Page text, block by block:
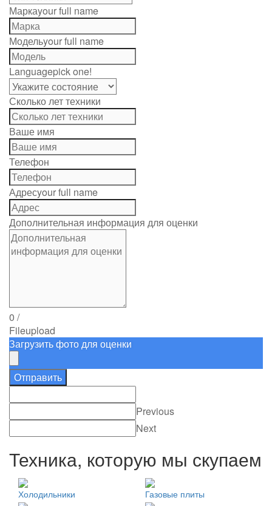
Маркаyour full name
Модельyour full name
Languagepick one!
Сколько лет техники
Ваше имя
Телефон
Адресyour full name
Дополнительная информация для оценки
0 /
Fileupload
Загрузить фото для оценки
Отправить
Previous
Next
Техника, которую мы скупаем
Холодильники Газовые плиты